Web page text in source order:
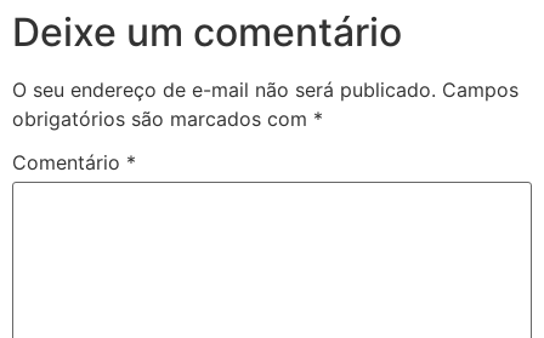
Deixe um comentário
O seu endereço de e-mail não será publicado. Campos
obrigatórios são marcados com *
Comentário *